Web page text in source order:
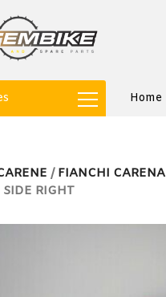
Home
/ FIANCHI CARENA
SIDE RIGHT